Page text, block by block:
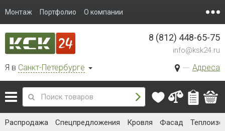
Монтаж Портфолио О компании
Я в Санкт-Петербурге Адреса
8 (812) 448-65-75
info@ksk24.ru
Распродажа Спецпредложения Кровля Фасад